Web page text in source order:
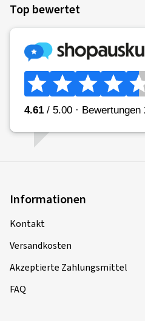
Top bewertet
Informationen
Kontakt
Versandkosten
Akzeptierte Zahlungsmittel
FAQ